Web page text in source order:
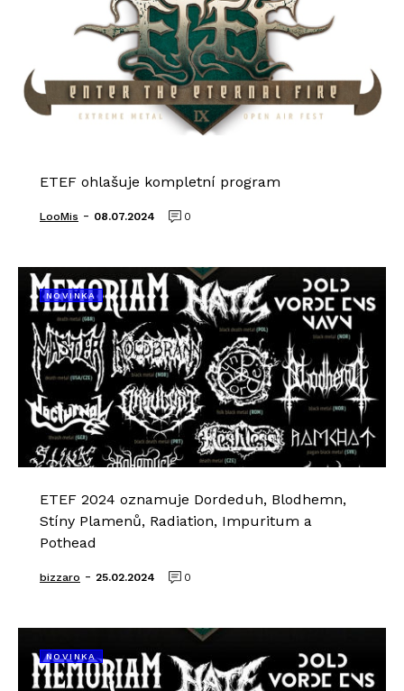
ETEF ohlašuje kompletní program
LooMis - 08.07.2024 0
NOVINKA
ETEF 2024 oznamuje Dordeduh, Blodhemn,
Stíny Plamenů, Radiation, Impuritum a
Pothead
bizzaro - 25.02.2024 0
NOVINKA